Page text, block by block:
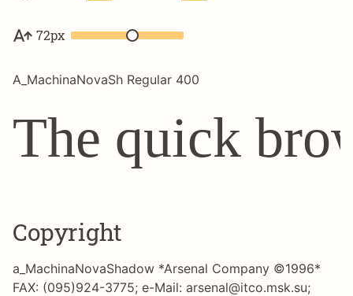
72px
A_MachinaNovaSh Regular 400
The quick
Copyright
a_MachinaNovaShadow *Arsenal Company ©1996*
FAX: (095)924-3775; e-Mail: arsenal@itco.msk.su;